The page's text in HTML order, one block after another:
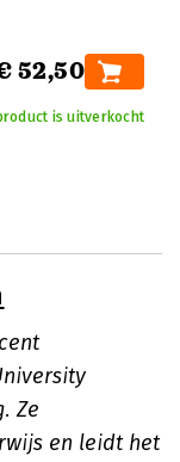
52,50
is uitverkocht
Ze
en leidt het